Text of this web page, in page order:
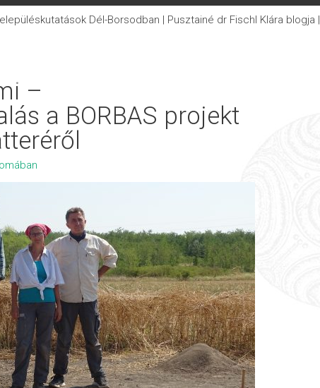
Dél-Borsodban | Pusztainé dr Fischl Klára blogja |
–
a BORBAS projekt